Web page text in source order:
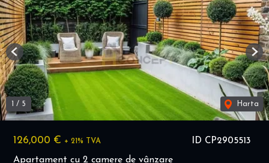
ID CP2905513
126,000 € + 21% TVA
Apartament cu 2 camere de vânzare
1 / 5 Harta
Previous